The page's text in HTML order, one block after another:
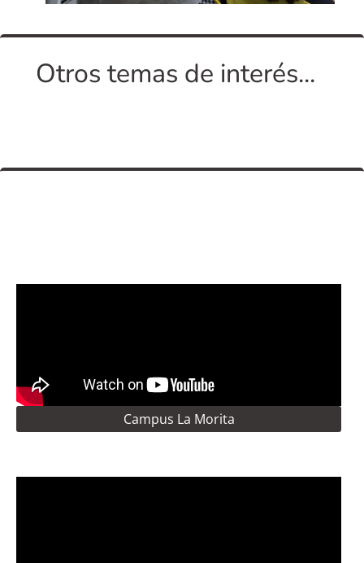
Otros temas de interés...
Campus La Morita